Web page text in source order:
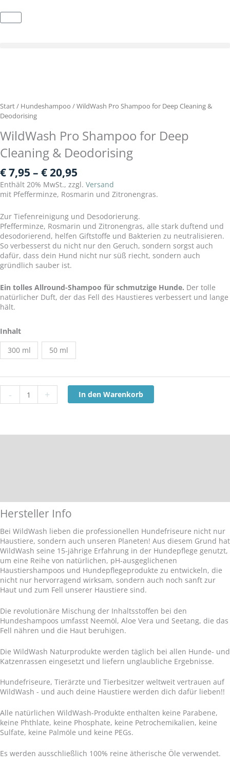
Inhalt
springen
Warenkorb
Start/ Hundeshampoo / WildWash Pro Shampoo for Deep Cleaning &
Deodorising
WildWash Pro Shampoo for Deep
Cleaning & Deodorising
€7,95 – €20,95
€ 7,95
bis
€ 20,95
Enthält 20% MwSt., zzgl. Versand
mit Pfefferminze, Rosmarin und Zitronengras.
Zur Tiefenreinigung und Desodorierung.
Pfefferminze, Rosmarin und Zitronengras, alle stark duftend und
desodorierend, helfen Giftstoffe und Bakterien zu neutralisieren.
So verbesserst du nicht nur den Geruch, sondern sorgst auch
dafür, dass dein Hund nicht nur süß riecht, sondern auch
gründlich sauber ist.
Ein tolles Allround-Shampoo für schmutzige Hunde. Der tolle
natürlicher Duft, der das Fell des Haustieres verbessert und lange
hält.
Inhalt
300 ml
50 ml
-
WildWash
Shampoo
for
Cleaning
&
Deodorising
Menge
+ In den Warenkorb
Hersteller Info
Bei WildWash lieben die professionellen Hundefriseure nicht nur
Haustiere, sondern auch unseren Planeten! Aus diesem Grund hat
WildWash seine 15-jährige Erfahrung in der Hundepflege genutzt,
um eine Reihe von natürlichen, pH-ausgeglichenen
Haustiershampoos und Hundepflegeprodukte zu entwickeln, die
nicht nur hervorragend wirksam, sondern auch noch sanft zur
Haut und zum Fell unserer Haustiere sind.
Die revolutionäre Mischung der Inhaltsstoffen bei den
Hundeshampoos umfasst Neemöl, Aloe Vera und Seetang, die das
Fell nähren und die Haut beruhigen.
Die WildWash Naturprodukte werden täglich bei allen Hunde- und
Katzenrassen eingesetzt und liefern unglaubliche Ergebnisse.
Hundefriseure, Tierärzte und Tierbesitzer weltweit vertrauen auf
WildWash - und auch deine Haustiere werden dich dafür lieben!!
Alle natürlichen WildWash-Produkte enthalten keine Parabene,
keine Phthlate, keine Phosphate, keine Petrochemikalien, keine
Sulfate, keine Palmöle und keine PEGs.
Es werden ausschließlich 100% reine ätherische Öle verwendet.